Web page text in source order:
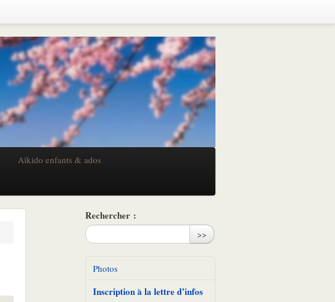
Aïkido enfants & ados
Rechercher :
>>
Photos
Inscription à la lettre d’infos